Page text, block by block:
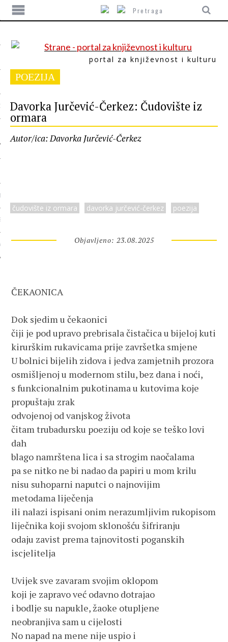
portal za književnost i kulturu
POEZIJA
Davorka Jurčević-Čerkez: Čudovište iz
ormara
Autor/ica: Davorka Jurčević-Čerkez
čudovište iz ormara davorka jurčević-čerkez poezija
Objavljeno: 23.08.2025
ČEKAONICA
Dok sjedim u čekaonici
kirurškim rukavicama prije završetka smjene
U bolnici bijelih zidova i jedva zamjetnih prozora
osmišljenoj u modernom stilu, bez dana i noći,
s funkcionalnim pukotinama u kutovima koje
propuštaju zrak
odvojenoj od vanjskog života
čitam trubadursku poeziju od koje se teško lovi
dah
blago namrštena lica i sa strogim naočalama
pa se nitko ne bi nadao da papiri u mom krilu
nisu suhoparni naputci o najnovijim
metodama liječenja
ili nalazi ispisani onim nerazumljivim rukopisom
liječnika koji svojom sklonošću šifriranju
odaju zavist prema tajnovitosti poganskih
iscjelitelja
Uvijek sve zavaram svojim oklopom
koji je zapravo već odavno dotrajao
i bodlje su napukle, žaoke otupljene
neobranjiva sam u cijelosti
No napad na mene nije uspio i